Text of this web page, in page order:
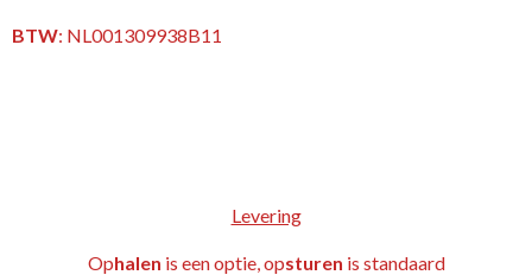
BTW: NL001309938B11
Levering
Ophalen is een optie, opsturen is standaard